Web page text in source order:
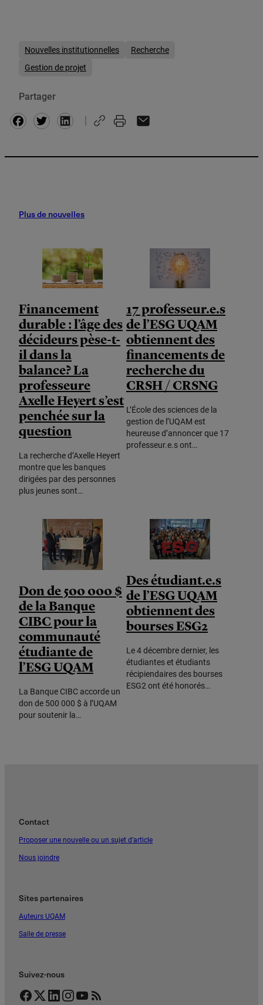
Nouvelles institutionnelles
Recherche
Gestion de projet
Partager
Facebook
Twitter
Plus de nouvelles
Financement
durable : l’âge des
décideurs pèse-t-
il dans la
balance? La
professeure
Axelle Heyert s’est
penchée sur la
question
La recherche d’Axelle Heyert
montre que les banques
dirigées par des personnes
plus jeunes sont…
17 professeur.e.s
de l’ESG UQAM
obtiennent des
financements de
recherche du
CRSH / CRSNG
L’École des sciences de la
gestion de l’UQAM est
heureuse d’annoncer que 17
professeur.e.s ont…
Don de 500 000 $
de la Banque
CIBC pour la
communauté
étudiante de
l’ESG UQAM
La Banque CIBC accorde un
don de 500 000 $ à l’UQAM
pour soutenir la…
Des étudiant.e.s
de l’ESG UQAM
obtiennent des
bourses ESG2
Le 4 décembre dernier, les
étudiantes et étudiants
récipiendaires des bourses
ESG2 ont été honorés…
Contact
Proposer une nouvelle ou un sujet d’article
Nous joindre
Sites partenaires
Auteurs UQAM
Salle de presse
Suivez-nous
Facebook Twitter LinkedIn Instagram YouTube Flux RSS